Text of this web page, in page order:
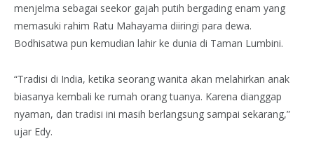
menjelma sebagai seekor gajah putih bergading enam yang
memasuki rahim Ratu Mahayama diiringi para dewa.
Bodhisatwa pun kemudian lahir ke dunia di Taman Lumbini.
“Tradisi di India, ketika seorang wanita akan melahirkan anak
biasanya kembali ke rumah orang tuanya. Karena dianggap
nyaman, dan tradisi ini masih berlangsung sampai sekarang,”
ujar Edy.